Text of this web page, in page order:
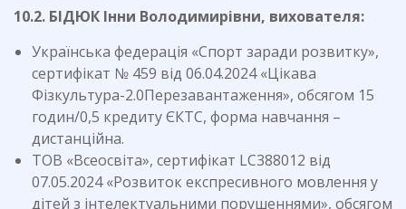
10.2. БІДЮК Інни Володимирівни, вихователя:
Українська федерація «Спорт заради розвитку»,
сертифікат № 459 від 06.04.2024 «Цікава
Фізкультура-2.0Перезавантаження», обсягом 15
годин/0,5 кредиту ЄКТС, форма навчання –
дистанційна.
ТОВ «Всеосвіта», сертифікат LC388012 від
07.05.2024 «Розвиток експресивного мовлення у
дітей з інтелектуальними порушеннями», обсягом